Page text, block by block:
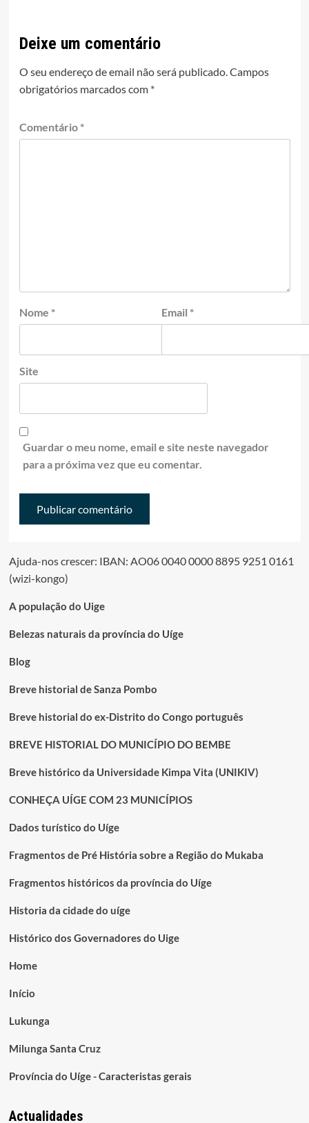
Deixe um comentário
O seu endereço de email não será publicado.Campos
obrigatórios marcados com *
Comentário *
Nome * Email *
Site
Guardar o meu nome, email e site neste navegador
para a próxima vez que eu comentar.
Ajuda-nos crescer: IBAN: AO06 0040 0000 8895 9251 0161
(wizi-kongo)
A população do Uige
Belezas naturais da província do Uíge
Blog
Breve historial de Sanza Pombo
Breve historial do ex-Distrito do Congo português
BREVE HISTORIAL DO MUNICÍPIO DO BEMBE
Breve histórico da Universidade Kimpa Vita (UNIKIV)
CONHEÇA UÍGE COM 23 MUNICÍPIOS
Dados turístico do Uíge
Fragmentos de Pré História sobre a Região do Mukaba
Fragmentos históricos da província do Uíge
Historia da cidade do uíge
Histórico dos Governadores do Uige
Home
Início
Lukunga
Milunga Santa Cruz
Província do Uíge - Caracteristas gerais
Actualidades